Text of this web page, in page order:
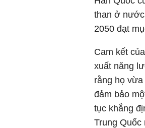
than ở nước
2050 đạt
Cam kết
xuất năng
rằng họ
đảm bảo
tục khẳng
Trung Quốc